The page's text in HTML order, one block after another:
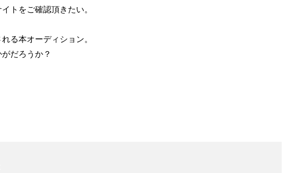
トをご確認頂きたい。
る本オーディション。
だろうか？